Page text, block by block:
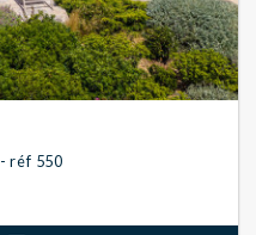
- réf 550